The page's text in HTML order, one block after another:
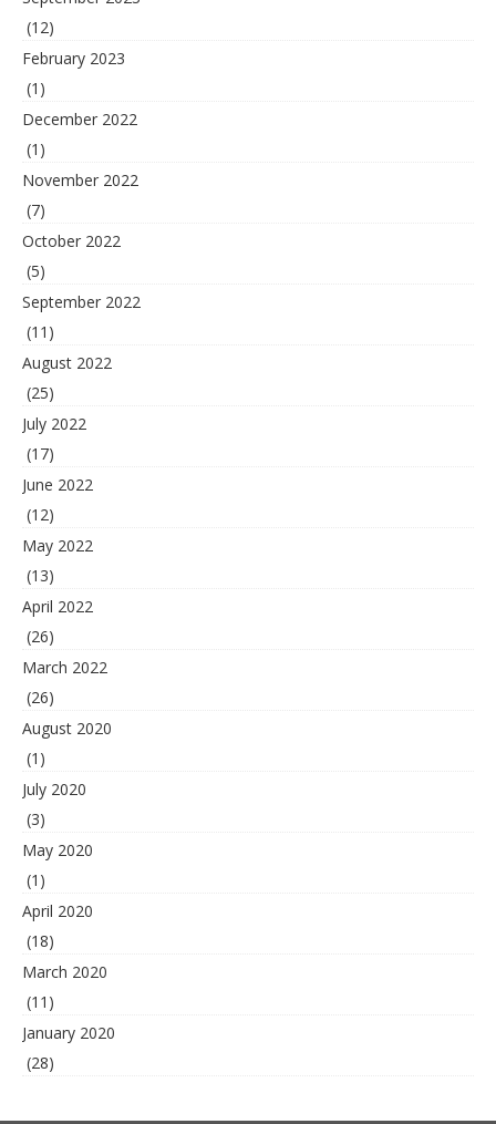
(12)
February 2023
(1)
December 2022
(1)
November 2022
(7)
October 2022
(5)
September 2022
(11)
August 2022
(25)
July 2022
(17)
June 2022
(12)
May 2022
(13)
April 2022
(26)
March 2022
(26)
August 2020
(1)
July 2020
(3)
May 2020
(1)
April 2020
(18)
March 2020
(11)
January 2020
(28)